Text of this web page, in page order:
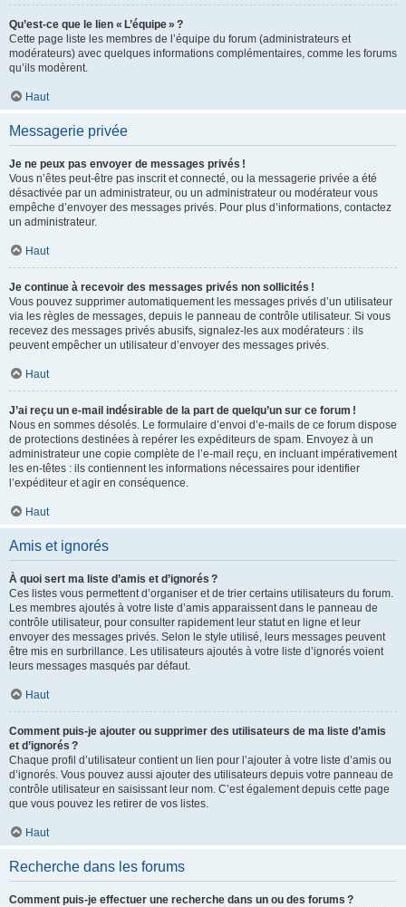
Qu’est-ce que le lien « L’équipe » ?
Cette page liste les membres de l’équipe du forum (administrateurs et
modérateurs) avec quelques informations complémentaires, comme les forums
qu’ils modèrent.
Haut
Messagerie privée
Je ne peux pas envoyer de messages privés !
Vous n’êtes peut-être pas inscrit et connecté, ou la messagerie privée a été
désactivée par un administrateur, ou un administrateur ou modérateur vous
empêche d’envoyer des messages privés. Pour plus d’informations, contactez
un administrateur.
Haut
Je continue à recevoir des messages privés non sollicités !
Vous pouvez supprimer automatiquement les messages privés d’un utilisateur
via les règles de messages, depuis le panneau de contrôle utilisateur. Si vous
recevez des messages privés abusifs, signalez-les aux modérateurs : ils
peuvent empêcher un utilisateur d’envoyer des messages privés.
Haut
J’ai reçu un e-mail indésirable de la part de quelqu’un sur ce forum !
Nous en sommes désolés. Le formulaire d’envoi d’e-mails de ce forum dispose
de protections destinées à repérer les expéditeurs de spam. Envoyez à un
administrateur une copie complète de l’e-mail reçu, en incluant impérativement
les en-têtes : ils contiennent les informations nécessaires pour identifier
l’expéditeur et agir en conséquence.
Haut
Amis et ignorés
À quoi sert ma liste d’amis et d’ignorés ?
Ces listes vous permettent d’organiser et de trier certains utilisateurs du forum.
Les membres ajoutés à votre liste d’amis apparaissent dans le panneau de
contrôle utilisateur, pour consulter rapidement leur statut en ligne et leur
envoyer des messages privés. Selon le style utilisé, leurs messages peuvent
être mis en surbrillance. Les utilisateurs ajoutés à votre liste d’ignorés voient
leurs messages masqués par défaut.
Haut
Comment puis-je ajouter ou supprimer des utilisateurs de ma liste d’amis
et d’ignorés ?
Chaque profil d’utilisateur contient un lien pour l’ajouter à votre liste d’amis ou
d’ignorés. Vous pouvez aussi ajouter des utilisateurs depuis votre panneau de
contrôle utilisateur en saisissant leur nom. C’est également depuis cette page
que vous pouvez les retirer de vos listes.
Haut
Recherche dans les forums
Comment puis-je effectuer une recherche dans un ou des forums ?